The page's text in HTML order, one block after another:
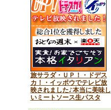
旅サラダ・ＵＰ！・ドデス
カ！・イッポウでテレビ放
映されました♪本当に美味し
いミートソース生パスタ